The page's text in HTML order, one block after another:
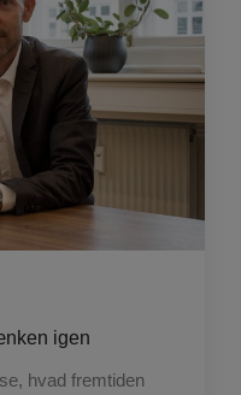
igen
hvad fremtiden